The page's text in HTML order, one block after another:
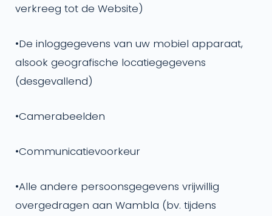
verkreeg tot de Website)
•De inloggegevens van uw mobiel apparaat,
alsook geografische locatiegegevens
(desgevallend)
•Camerabeelden
•Communicatievoorkeur
•Alle andere persoonsgegevens vrijwillig
overgedragen aan Wambla (bv. tijdens